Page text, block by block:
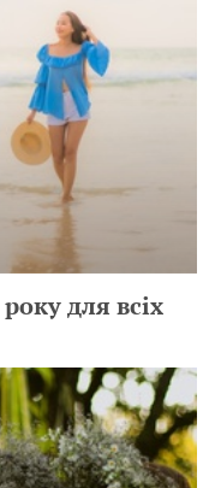
для всіх